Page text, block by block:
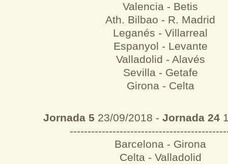
Valencia - Betis
Ath. Bilbao - R. Madrid
Leganés - Villarreal
Espanyol - Levante
Valladolid - Alavés
Sevilla - Getafe
Girona - Celta
Jornada 5 23/09/2018 - Jornada 24
Barcelona - Girona
Celta - Valladolid